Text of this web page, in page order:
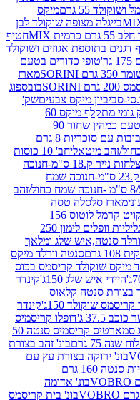
מיקס
שוקולד לבן
חטיף
אגוזים ושוקולד
כדורים בטעם
מארז
בובספוג
צבעיםשק'
ממתק גומי מתקלף מיקס 60
לייס בטעם כמהין שחור 90
צעצוע סנטה בובות עם סוכריות 8 גרם
חב' 10 כוסות
חב' 10 צלחות נייר ק.18 ס"מ-חנוכה
ק.23 ס"מ-חנוכה שמח
51/18 ס"מ -חנוכה שמח כחול/זהב
טסה
ביסקויט קרמל לוטוס 156
גליליות וופלים לימון 250
שלג ומלאך
סנטה וורלד מיקס
קריסמס בכוס
150ג'
קינדר
קלאוס
150ג'
קינדר
דופלו קריסמיס
סמארטיס קריסמיס סנטה 50
בונ' זהב בצורת
בצורת עץ עם
בונ' שוק' דמויות סנטה 160 גרם
בונ' אדומה
בונ' בית קריסמס